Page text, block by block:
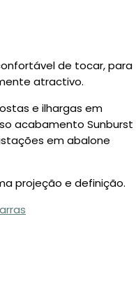
de tocar, para
atractivo.
e ilhargas em
acabamento Sunburst
em abalone
projeção e definição.